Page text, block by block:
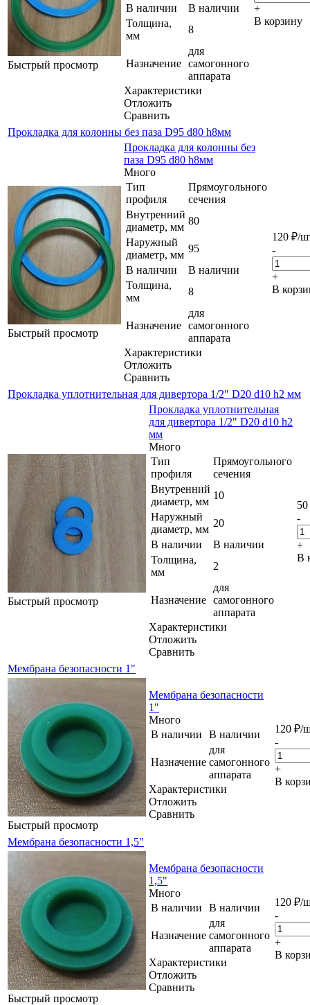
Быстрый просмотр
В наличии
В наличии
Толщина,
мм
8
Назначение
для
самогонного
аппарата
Характеристики
Отложить
Сравнить
+
В корзину
Прокладка для колонны без паза D95 d80 h8мм
Быстрый просмотр
Прокладка для колонны без
паза D95 d80 h8мм
Много
Тип
профиля
Прямоугольного
сечения
Внутренний
диаметр, мм
80
Наружный
диаметр, мм
95
В наличии
В наличии
Толщина,
мм
8
Назначение
для
самогонного
аппарата
Характеристики
Отложить
Сравнить
120 ₽/
-
+
В
Прокладка уплотнительная для дивертора 1/2" D20 d10 h2 мм
Быстрый просмотр
Прокладка уплотнительная
для дивертора 1/2" D20 d10 h2
мм
Много
Тип
профиля
Прямоугольного
сечения
Внутренний
диаметр, мм
10
Наружный
диаметр, мм
20
В наличии
В наличии
Толщина,
мм
2
Назначение
для
самогонного
аппарата
Характеристики
Отложить
Сравнить
50
-
+
В
Мембрана безопасности 1"
Быстрый просмотр
Мембрана безопасности
1"
Много
В наличии
В наличии
Назначение
для
самогонного
аппарата
Характеристики
Отложить
Сравнить
120 ₽/
-
+
В
Мембрана безопасности 1,5"
Быстрый просмотр
Мембрана безопасности
1,5"
Много
В наличии
В наличии
Назначение
для
самогонного
аппарата
Характеристики
Отложить
Сравнить
120 ₽/
-
+
В